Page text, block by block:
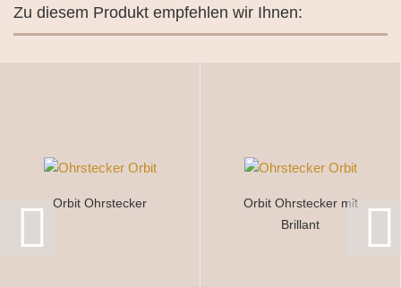
Zu diesem Produkt empfehlen wir Ihnen:
Orbit Ohrstecker
Orbit Ohrstecker mit
Brillant